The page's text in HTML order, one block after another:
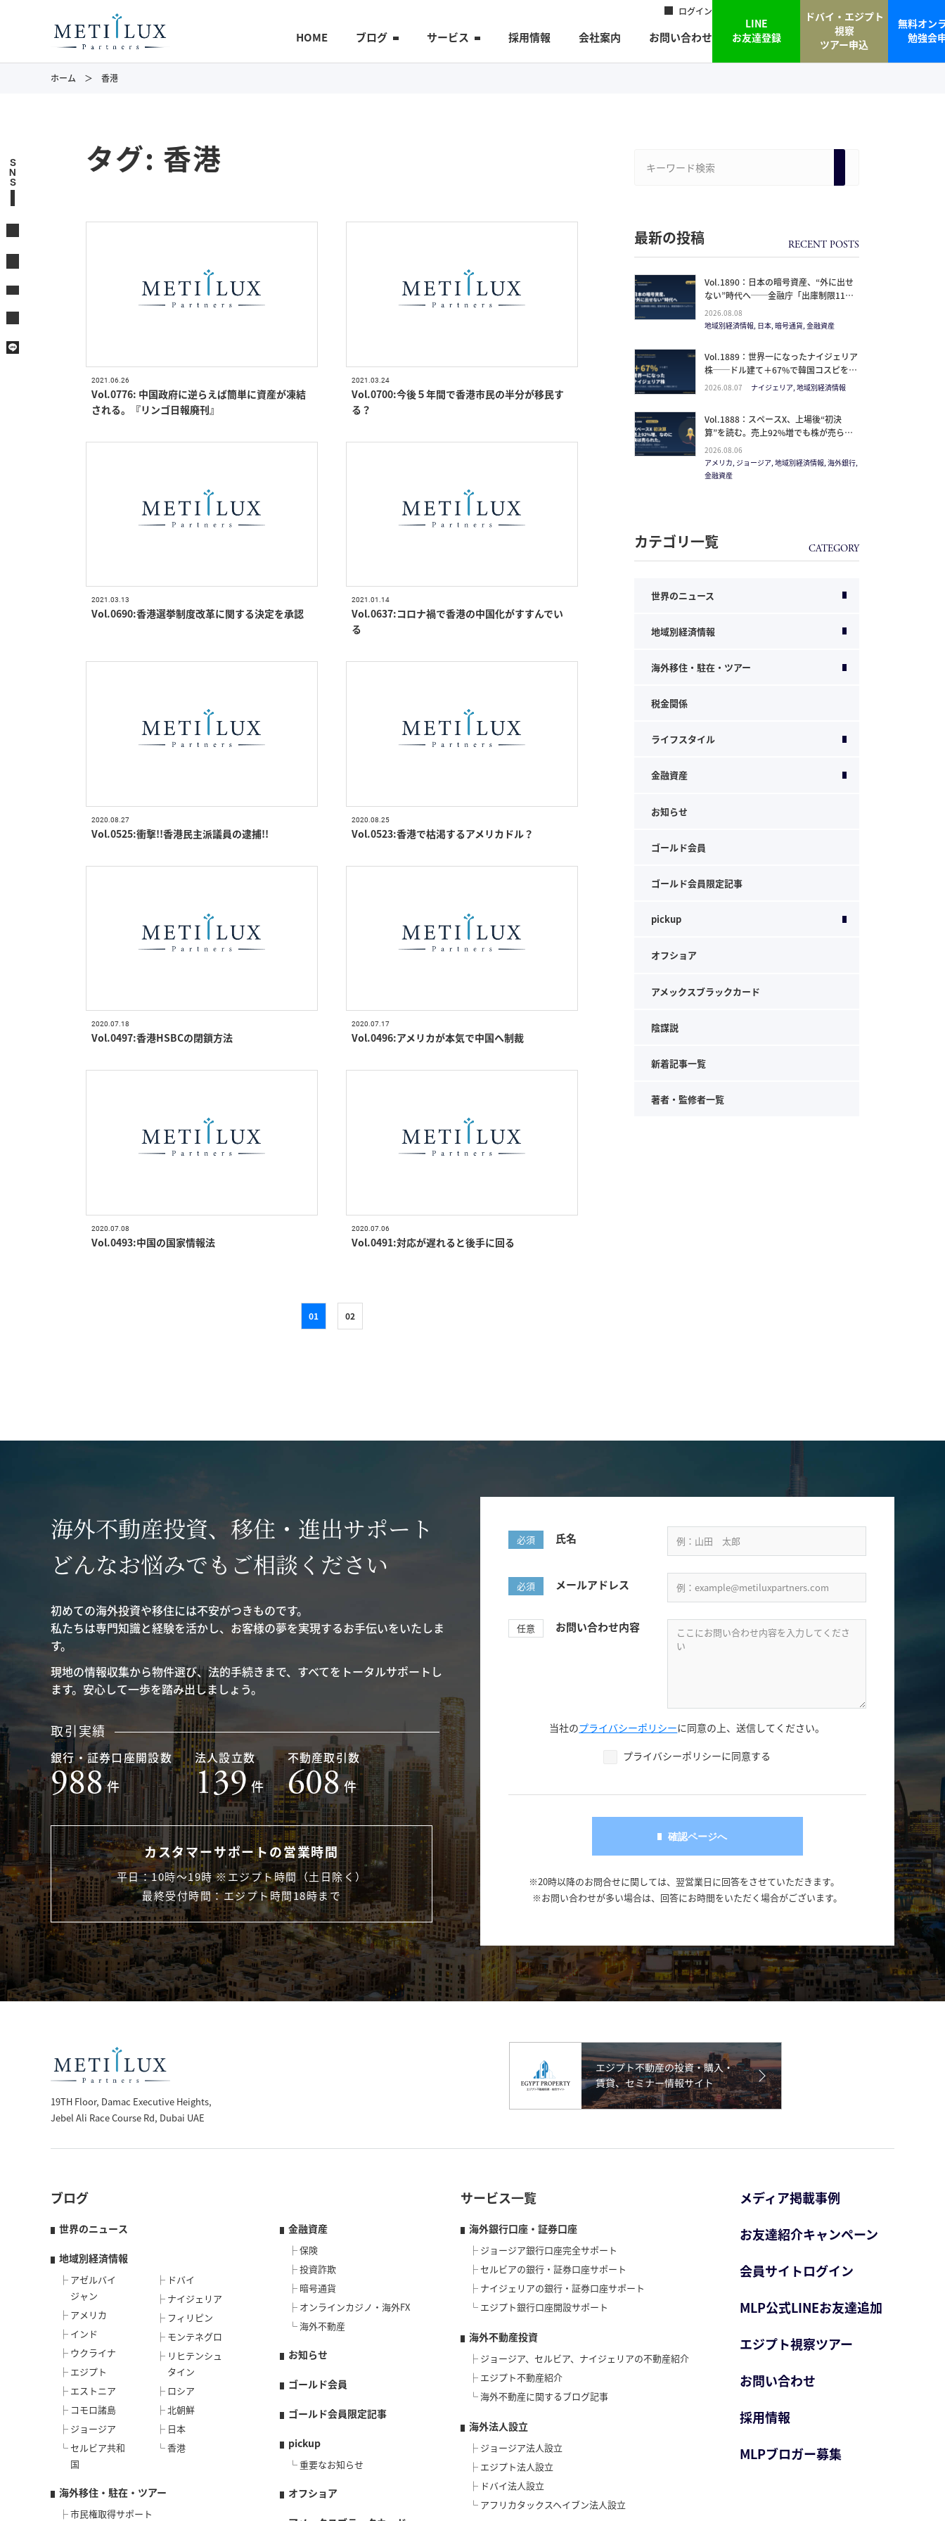
ログイン
HOME ブログ サービス 採用情報 会社案内 お問い合わせ
LINE
お友達登録
ドバイ・エジプト
視察
ツアー申込
無料オン
勉強会
ホーム 香港
タグ: 香港
2021.06.26
Vol.0776: 中国政府に逆らえば簡単に資産が凍結
される。『リンゴ日報廃刊』
2021.03.24
Vol.0700:今後５年間で香港市民の半分が移民す
る？
2021.03.13
Vol.0690:香港選挙制度改革に関する決定を承認
2021.01.14
Vol.0637:コロナ禍で香港の中国化がすすんでい
る
2020.08.27
Vol.0525:衝撃!!香港民主派議員の逮捕!!
2020.08.25
Vol.0523:香港で枯渇するアメリカドル？
2020.07.18
Vol.0497:香港HSBCの閉鎖方法
2020.07.17
Vol.0496:アメリカが本気で中国へ制裁
2020.07.08
Vol.0493:中国の国家情報法
2020.07.06
Vol.0491:対応が遅れると後手に回る
01 02
最新の投稿
Vol.1890：日本の暗号資産、“外に出せ
ない”時代へ──金融庁「出庫制限11項
目」要請が変える、資産防衛のタイムラ
イン
2026.08.08
地域別経済情報, 日本, 暗号通貨, 金融資産
Vol.1889：世界一になったナイジェリア
株──ドル建て＋67%で韓国コスピを抜
いた理由と、日本人の乗り方
2026.08.07 ナイジェリア, 地域別経済情報
Vol.1888：スペースX、上場後“初決
算”を読む。売上92%増でも株が売られ
た本当の理由と、1.5兆ドル企業の買い
方。
2026.08.06
アメリカ, ジョージア, 地域別経済情報, 海外銀行,
金融資産
カテゴリ一覧
世界のニュース
地域別経済情報
海外移住・駐在・ツアー
税金関係
ライフスタイル
金融資産
お知らせ
ゴールド会員
ゴールド会員限定記事
pickup
オフショア
アメックスブラックカード
陰謀説
新着記事一覧
著者・監修者一覧
海外不動産投資、移住・進出サポート
どんなお悩みでもご相談ください
初めての海外投資や移住には不安がつきものです。
私たちは専門知識と経験を活かし、お客様の夢を実現するお手伝いをいたしま
す。
現地の情報収集から物件選び、法的手続きまで、すべてをトータルサポートし
ます。安心して一歩を踏み出しましょう。
取引実績
銀行・証券口座開設数
988件
法人設立数
139 件
不動産取引数
608件
カスタマーサポートの営業時間
平日：10時〜19時 ※エジプト時間（土日除く）
最終受付時間：エジプト時間18時まで
必須 氏名
必須 メールアドレス
任意 お問い合わせ内容
当社のプライバシーポリシーに同意の上、送信してください。
プライバシーポリシーに同意する
※20時以降のお問合せに関しては、翌営業日に回答をさせていただきます。
※お問い合わせが多い場合は、回答にお時間をいただく場合がございます。
19TH Floor, Damac Executive Heights,
Jebel Ali Race Course Rd, Dubai UAE
ブログ
世界のニュース
地域別経済情報
アゼルバイ
ジャン
アメリカ
インド
ウクライナ
エジプト
エストニア
コモロ諸島
ジョージア
セルビア共和
国
ドバイ
ナイジェリア
フィリピン
モンテネグロ
リヒテンシュ
タイン
ロシア
北朝鮮
日本
香港
海外移住・駐在・ツアー
市民権取得サポート
金融資産
保険
投資詐欺
暗号通貨
オンラインカジノ・海外FX
海外不動産
お知らせ
ゴールド会員
ゴールド会員限定記事
pickup
重要なお知らせ
オフショア
サービス一覧
海外銀行口座・証券口座
ジョージア銀行口座完全サポート
セルビアの銀行・証券口座サポート
ナイジェリアの銀行・証券口座サポート
エジプト銀行口座開設サポート
海外不動産投資
ジョージア、セルビア、ナイジェリアの不動産紹介
エジプト不動産紹介
海外不動産に関するブログ記事
海外法人設立
ジョージア法人設立
エジプト法人設立
ドバイ法人設立
アフリカタックスヘイブン法人設立
メディア掲載事例
お友達紹介キャンペーン
会員サイトログイン
MLP公式LINEお友達追加
エジプト視察ツアー
お問い合わせ
採用情報
MLPブロガー募集
S
N
S